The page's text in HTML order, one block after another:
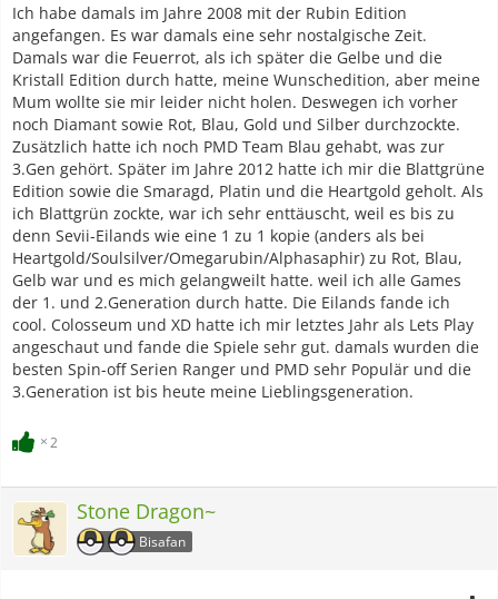
Ich habe damals im Jahre 2008 mit der Rubin Edition
angefangen. Es war damals eine sehr nostalgische Zeit.
Damals war die Feuerrot, als ich später die Gelbe und die
Kristall Edition durch hatte, meine Wunschedition, aber meine
Mum wollte sie mir leider nicht holen. Deswegen ich vorher
noch Diamant sowie Rot, Blau, Gold und Silber durchzockte.
Zusätzlich hatte ich noch PMD Team Blau gehabt, was zur
3.Gen gehört. Später im Jahre 2012 hatte ich mir die Blattgrüne
Edition sowie die Smaragd, Platin und die Heartgold geholt. Als
ich Blattgrün zockte, war ich sehr enttäuscht, weil es bis zu
denn Sevii-Eilands wie eine 1 zu 1 kopie (anders als bei
Heartgold/Soulsilver/Omegarubin/Alphasaphir) zu Rot, Blau,
Gelb war und es mich gelangweilt hatte. weil ich alle Games
der 1. und 2.Generation durch hatte. Die Eilands fande ich
cool. Colosseum und XD hatte ich mir letztes Jahr als Lets Play
angeschaut und fande die Spiele sehr gut. damals wurden die
besten Spin-off Serien Ranger und PMD sehr Populär und die
3.Generation ist bis heute meine Lieblingsgeneration.
2
Stone Dragon~
Bisafan